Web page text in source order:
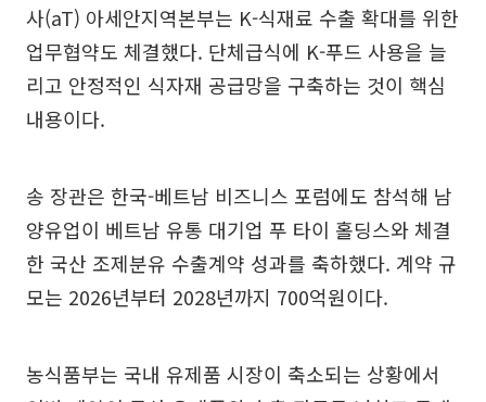
사(aT) 아세안지역본부는 K-식재료 수출 확대를 위한
업무협약도 체결했다. 단체급식에 K-푸드 사용을 늘
리고 안정적인 식자재 공급망을 구축하는 것이 핵심
내용이다.
송 장관은 한국-베트남 비즈니스 포럼에도 참석해 남
양유업이 베트남 유통 대기업 푸 타이 홀딩스와 체결
한 국산 조제분유 수출계약 성과를 축하했다. 계약 규
모는 2026년부터 2028년까지 700억원이다.
농식품부는 국내 유제품 시장이 축소되는 상황에서